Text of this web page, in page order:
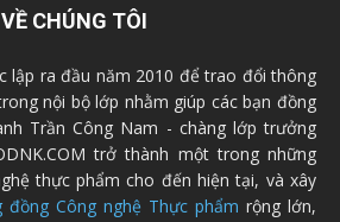
VỀ CHÚNG TÔI
lập ra đầu năm 2010 để trao đổi thông
nội bộ lớp nhằm giúp các bạn đồng
Trần Công Nam - chàng lớp trưởng
trở thành một trong những
thực phẩm cho đến hiện tại, và xây
đồng Công nghệ Thực phẩm rộng lớn,